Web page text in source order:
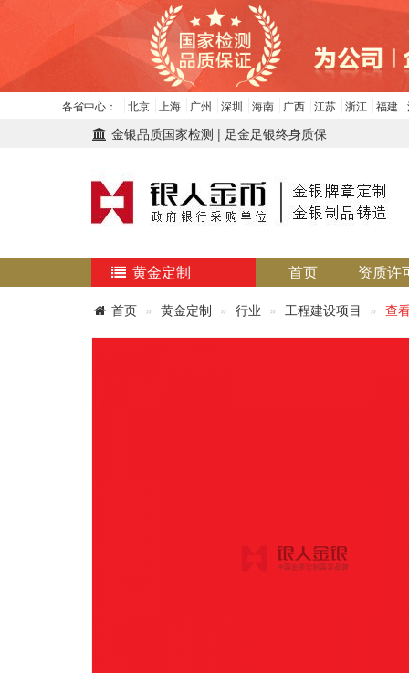
各省中心： 北京 上海 广州 深圳 海南 广西 江苏 浙江 福建
金银品质国家检测 | 足金足银终身质保
黄金定制 首页 资质许
首页 黄金定制 行业 工程建设项目 查